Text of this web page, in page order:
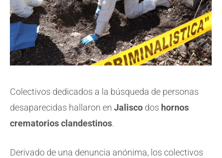
Colectivos dedicados a la búsqueda de personas
desaparecidas hallaron en Jalisco dos hornos
crematorios clandestinos.
Derivado de una denuncia anónima, los colectivos